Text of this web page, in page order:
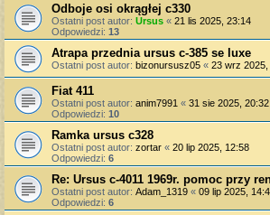
Odboje osi okrągłej c330
Ostatni post autor: Ursus « 21 lis 2025, 23:14
Odpowiedzi: 13
Atrapa przednia ursus c-385 se luxe
Ostatni post autor: bizonursusz05 « 23 wrz 2025,
Fiat 411
Ostatni post autor: anim7991 « 31 sie 2025, 20:32
Odpowiedzi: 10
Ramka ursus c328
Ostatni post autor: zortar « 20 lip 2025, 12:58
Odpowiedzi: 6
Re: Ursus c-4011 1969r. pomoc przy
Ostatni post autor: Adam_1319 « 09 lip 2025,
Odpowiedzi: 6